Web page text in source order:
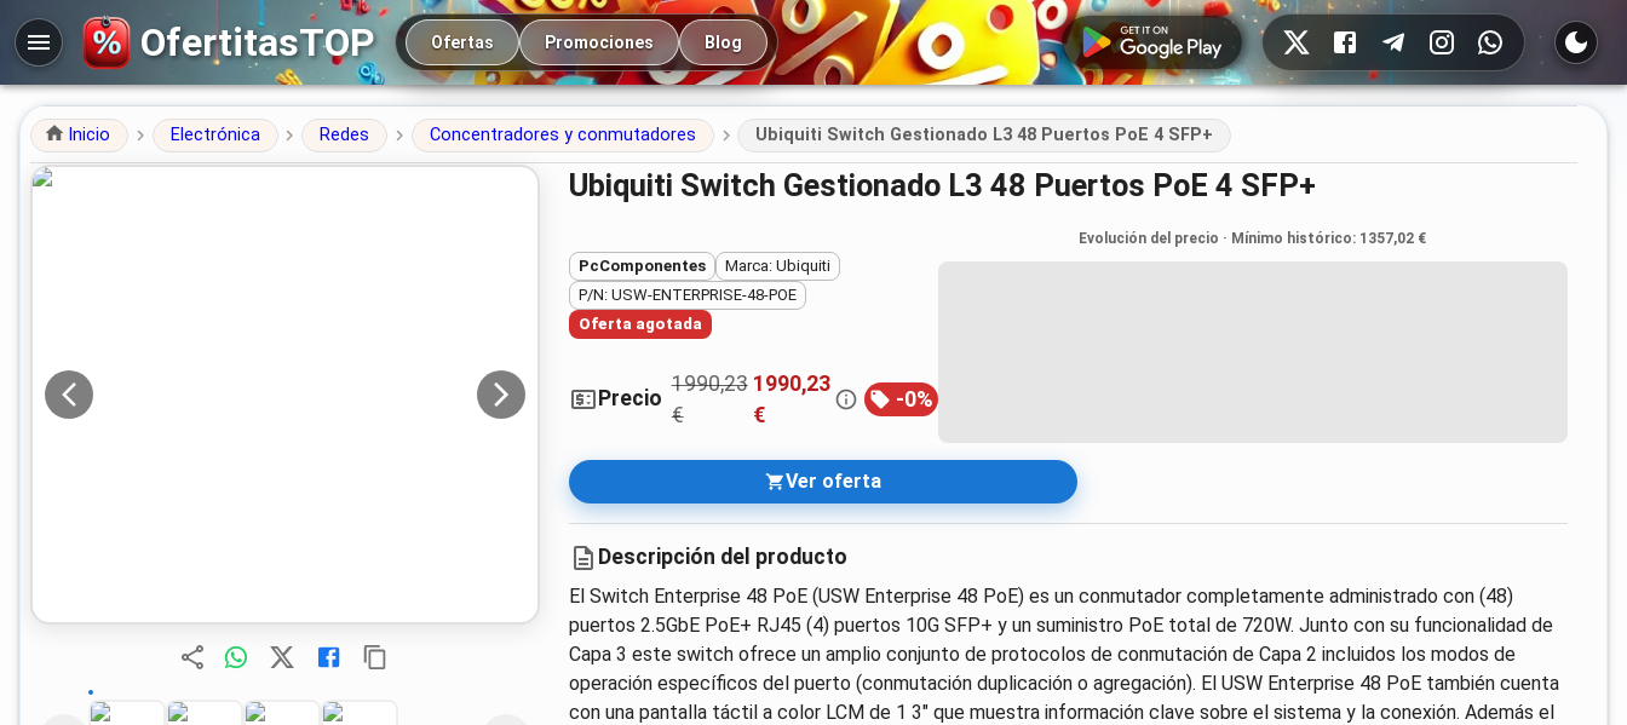
OfertitasTOP Navegación principal
Ofertas Promociones Blog
Redes sociales
Inicio Electrónica Redes Concentradores y conmutadores Ubiquiti Switch Gestionado L3 48 Puertos PoE 4 SFP+
Ubiquiti Switch Gestionado L3 48 Puertos PoE 4 SFP+
PcComponentes
Marca: Ubiquiti
P/N: USW-ENTERPRISE-48-POE
Oferta agotada
Precio
1990,23
€
1990,23
€
-0%
Ver oferta
Evolución del precio · Mínimo histórico: 1357,02 €
Descripción del producto
El Switch Enterprise 48 PoE (USW Enterprise 48 PoE) es un conmutador completamente administrado con (48)
puertos 2.5GbE PoE+ RJ45 (4) puertos 10G SFP+ y un suministro PoE total de 720W. Junto con su funcionalidad de
Capa 3 este switch ofrece un amplio conjunto de protocolos de conmutación de Capa 2 incluidos los modos de
operación específicos del puerto (conmutación duplicación o agregación). El USW Enterprise 48 PoE también cuenta
con una pantalla táctil a color LCM de 1 3" que muestra información clave sobre el sistema y la conexión. Además el